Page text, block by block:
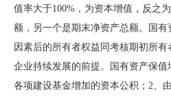
值率大于100%，为资本增值，反之
额，另一个是期末净资产总额
因素后的所有者权益同考核期初所有
企业持续发展的前提。国有资产保值
各项建设基金增加的资本公积；2